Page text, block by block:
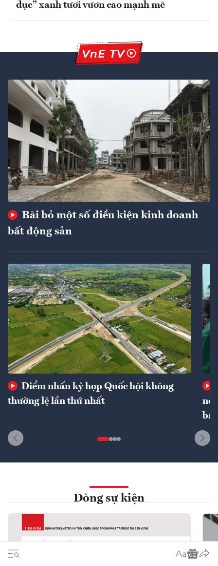
dục” xanh tươi vươn cao mạnh mẽ
Bãi bỏ một số điều kiện kinh doanh
bất động sản
Điểm nhấn kỳ họp Quốc hội không
thường lệ lần thứ nhất
Dòng sự kiện